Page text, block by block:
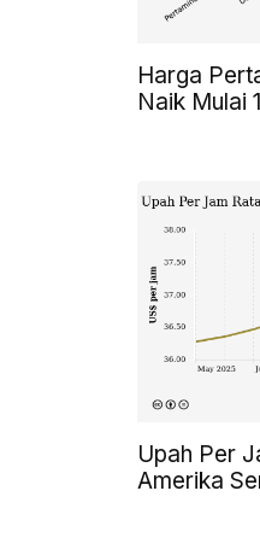
Harga
Naik Mulai
Upah Per
Amerika